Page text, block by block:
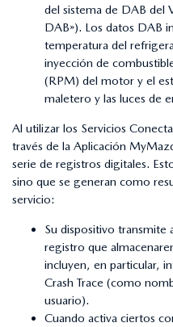
del sistema de DAB del
DAB»). Los datos DAB
temperatura del
inyección de
(RPM) del motor y el
maletero y las luces de
Al utilizar los Servicios
través de la Aplicación
serie de registros digitales.
sino que se generan como
servicio:
Su dispositivo transmite
registro que
incluyen, en particular,
Crash Trace (como
usuario).
Cuando activa ciertos